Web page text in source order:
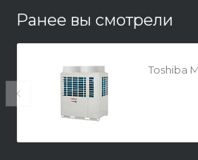
Ранее вы смотрели
Toshiba